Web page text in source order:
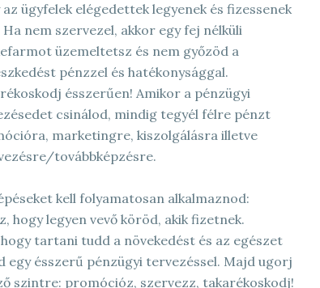
az ügyfelek elégedettek legyenek és fizessenek
nem szervezel, akkor egy fej nélküli
üzemeltetsz és nem győzöd a
pénzzel és hatékonysággal.
ésszerűen! Amikor a pénzügyi
csinálod, mindig tegyél félre pénzt
marketingre, kiszolgálásra illetve
továbbképzésre.
kell folyamatosan alkalmaznod:
hogy legyen vevő köröd, akik fizetnek.
tartani tudd a növekedést és az egészet
egy ésszerű pénzügyi tervezéssel. Majd ugorj
szintre: promócióz, szervezz, takarékoskodj!